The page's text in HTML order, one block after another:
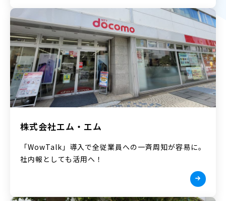
株式会社エム・エム
「WowTalk」導入で全従業員への一斉周知が容易に。
社内報としても活用へ！